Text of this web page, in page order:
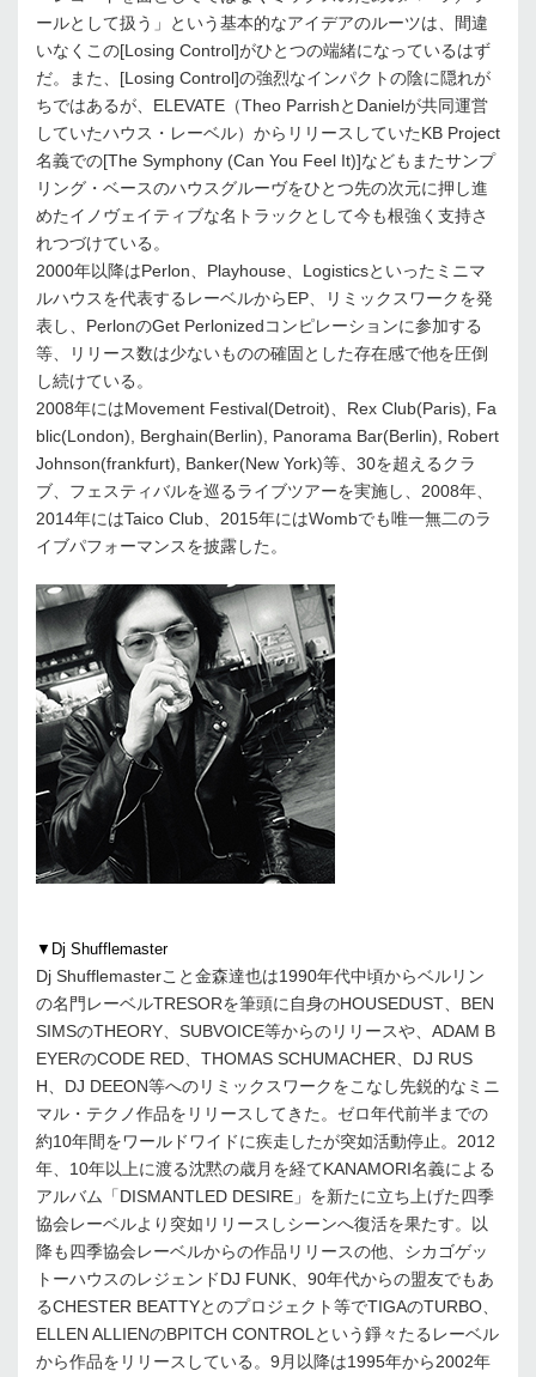
ールとして扱う」という基本的なアイデアのルーツは、間違
いなくこの[Losing Control]がひとつの端緒になっているはず
だ。また、[Losing Control]の強烈なインパクトの陰に隠れが
ちではあるが、ELEVATE（Theo ParrishとDanielが共同運営
していたハウス・レーベル）からリリースしていたKB Project
名義での[The Symphony (Can You Feel It)]などもまたサンプ
リング・ベースのハウスグルーヴをひとつ先の次元に押し進
めたイノヴェイティブな名トラックとして今も根強く支持さ
れつづけている。
2000年以降はPerlon、Playhouse、Logisticsといったミニマ
ルハウスを代表するレーベルからEP、リミックスワークを発
表し、PerlonのGet Perlonizedコンピレーションに参加する
等、リリース数は少ないものの確固とした存在感で他を圧倒
し続けている。
2008年にはMovement Festival(Detroit)、Rex Club(Paris), Fa
blic(London), Berghain(Berlin), Panorama Bar(Berlin), Robert
Johnson(frankfurt), Banker(New York)等、30を超えるクラ
ブ、フェスティバルを巡るライブツアーを実施し、2008年、
2014年にはTaico Club、2015年にはWombでも唯一無二のラ
イブパフォーマンスを披露した。
▼Dj Shufflemaster
Dj Shufflemasterこと金森達也は1990年代中頃からベルリン
の名門レーベルTRESORを筆頭に自身のHOUSEDUST、BEN
SIMSのTHEORY、SUBVOICE等からのリリースや、ADAM B
EYERのCODE RED、THOMAS SCHUMACHER、DJ RUS
H、DJ DEEON等へのリミックスワークをこなし先鋭的なミニ
マル・テクノ作品をリリースしてきた。ゼロ年代前半までの
約10年間をワールドワイドに疾走したが突如活動停止。2012
年、10年以上に渡る沈黙の歳月を経てKANAMORI名義による
アルバム「DISMANTLED DESIRE」を新たに立ち上げた四季
協会レーベルより突如リリースしシーンへ復活を果たす。以
降も四季協会レーベルからの作品リリースの他、シカゴゲッ
トーハウスのレジェンドDJ FUNK、90年代からの盟友でもあ
るCHESTER BEATTYとのプロジェクト等でTIGAのTURBO、
ELLEN ALLIENのBPITCH CONTROLという錚々たるレーベル
から作品をリリースしている。9月以降は1995年から2002年